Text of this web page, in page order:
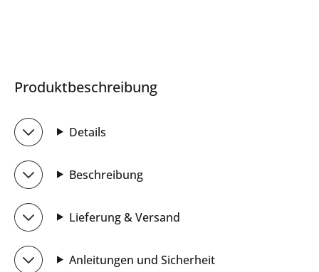
Produktbeschreibung
Details
Beschreibung
Lieferung & Versand
Anleitungen und Sicherheit